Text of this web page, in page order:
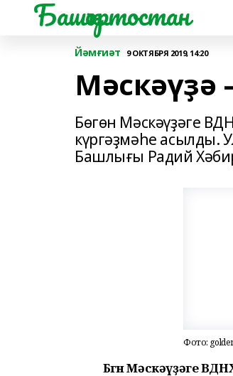
Башҡортостан
Йәмғиәт 9 ОКТЯБРЯ 2019, 14:20
Мәскәүҙә
Бөгөн Мәскәүҙәге
күргәҙмәһе асылды.
Башлығы Радий
Фото:
Бөгөн Мәскәүҙәге